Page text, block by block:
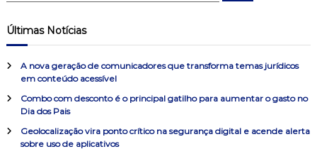
g
a
q
u
s
r
o
s
r
Últimas Notícias
A nova geração de comunicadores que transforma temas jurídicos
em conteúdo acessível
Combo com desconto é o principal gatilho para aumentar o gasto no
Dia dos Pais
Geolocalização vira ponto crítico na segurança digital e acende alerta
sobre uso de aplicativos